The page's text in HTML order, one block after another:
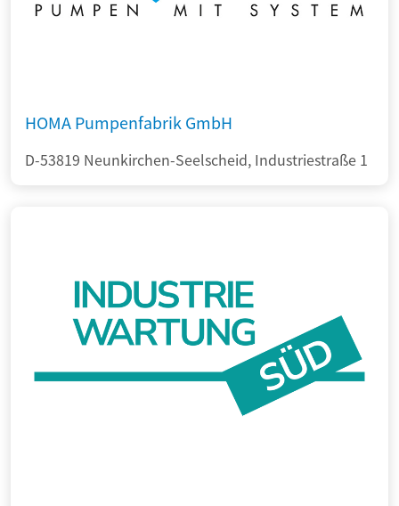
HOMA Pumpenfabrik GmbH
D-53819 Neunkirchen-Seelscheid, Industriestraße 1